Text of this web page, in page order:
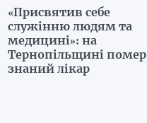
«Присвятив себе
служінню людям та
медицині»: на
Тернопільщині помер
знаний лікар